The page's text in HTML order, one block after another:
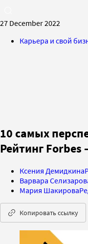
27 December 2022
Карьера и свой
10 самых
Рейтинг Forbes
Ксения Демидкина
Варвара
Мария Шакирова
Копировать ссылку